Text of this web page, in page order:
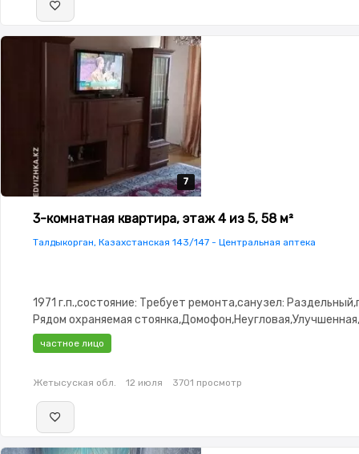
7
7
7
7
7
3-комнатная квартира, этаж 4 из 5, 58 м²
Талдыкорган, Казахстанская 143/147 - Центральная аптека
1971 г.п.,состояние: Требует ремонта,санузел:
Рядом охраняемая
частное лицо
Жетысуская обл. 12 июля 3701 просмотр